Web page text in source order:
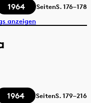
1964 SeitenS.176–178
anzeigen
1964 SeitenS.179–216